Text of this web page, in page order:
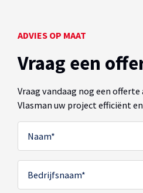
ADVIES OP MAAT
Vraag een
Vraag vandaag nog een
Vlasman uw project efficiënt